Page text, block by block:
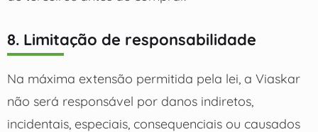
8. Limitação de responsabilidade
Na máxima extensão permitida pela lei, a Viaskar
não será responsável por danos indiretos,
incidentais, especiais, consequenciais ou causados